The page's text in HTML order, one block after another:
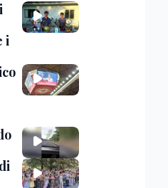
i